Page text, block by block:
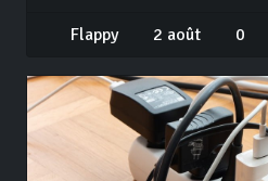
Flappy 2 août 0